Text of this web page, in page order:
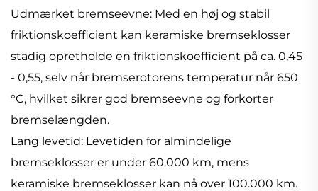
Udmærket bremseevne: Med en høj og stabil
friktionskoefficient kan keramiske bremseklosser
stadig opretholde en friktionskoefficient på ca. 0,45
- 0,55, selv når bremserotorens temperatur når 650
°C, hvilket sikrer god bremseevne og forkorter
bremselængden.
Lang levetid: Levetiden for almindelige
bremseklosser er under 60.000 km, mens
keramiske bremseklosser kan nå over 100.000 km.